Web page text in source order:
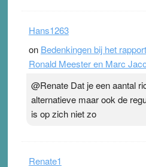
Hans1263
on Bedenkingen bij het
Ronald Meester en Marc
@Renate Dat je een aantal
alternatieve maar ook de
is op zich niet zo
Renate1